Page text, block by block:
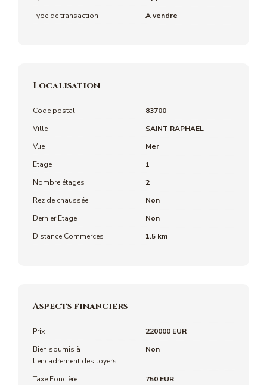
Type de transaction
A vendre
Localisation
Code postal
83700
Ville
SAINT RAPHAEL
Vue
Mer
Etage
1
Nombre étages
2
Rez de chaussée
Non
Dernier Etage
Non
Distance Commerces
1.5 km
Aspects financiers
Prix
220000 EUR
Bien soumis à
l'encadrement des loyers
Non
Taxe Foncière 750 EUR